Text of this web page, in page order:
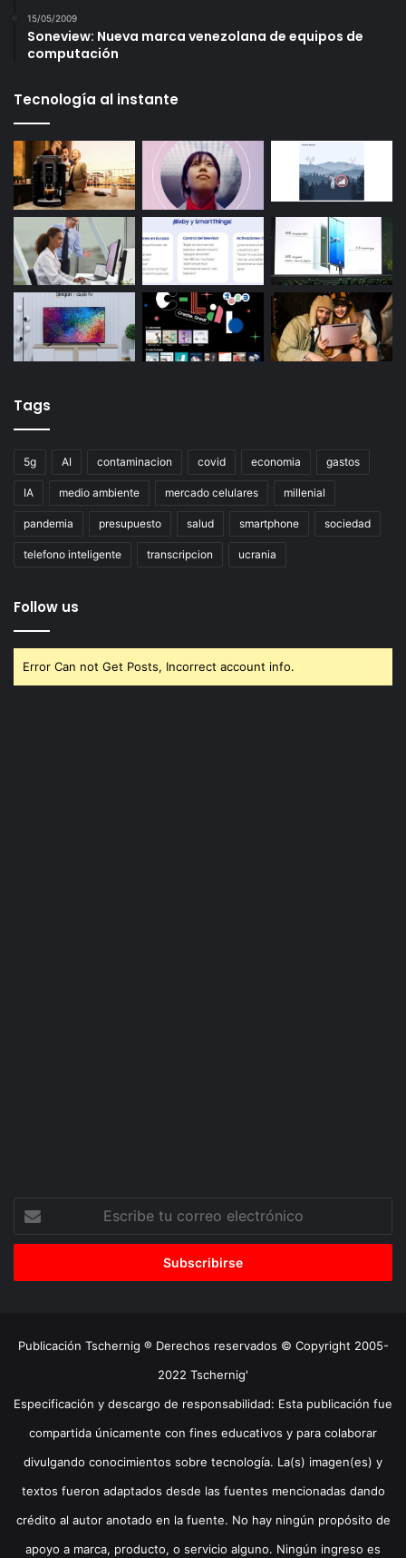
15/05/2009
Soneview: Nueva marca venezolana de equipos de
computación
Tecnología al instante
Tags
5g AI contaminacion covid economia gastos
IA medio ambiente mercado celulares millenial
pandemia presupuesto salud smartphone sociedad
telefono inteligente transcripcion ucrania
Follow us
Error Can not Get Posts, Incorrect account info.
correo
Publicación Tschernig ® Derechos reservados © Copyright 2005-
2022 Tschernig'
Especificación y descargo de responsabilidad: Esta publicación fue
compartida únicamente con fines educativos y para colaborar
divulgando conocimientos sobre tecnología. La(s) imagen(es) y
textos fueron adaptados desde las fuentes mencionadas dando
crédito al autor anotado en la fuente. No hay ningún propósito de
apoyo a marca, producto, o servicio alguno. Ningún ingreso es